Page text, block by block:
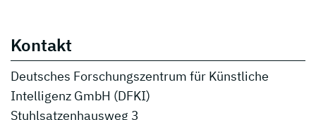
Kontakt
Deutsches Forschungszentrum für Künstliche
Intelligenz GmbH (DFKI)
Stuhlsatzenhausweg 3